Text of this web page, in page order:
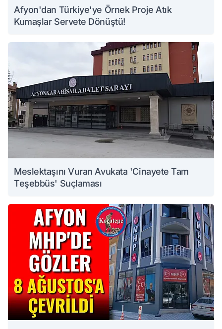
Afyon'dan Türkiye'ye Örnek Proje Atık
Kumaşlar Servete Dönüştü!
Meslektaşını Vuran Avukata 'Cinayete Tam
Teşebbüs' Suçlaması